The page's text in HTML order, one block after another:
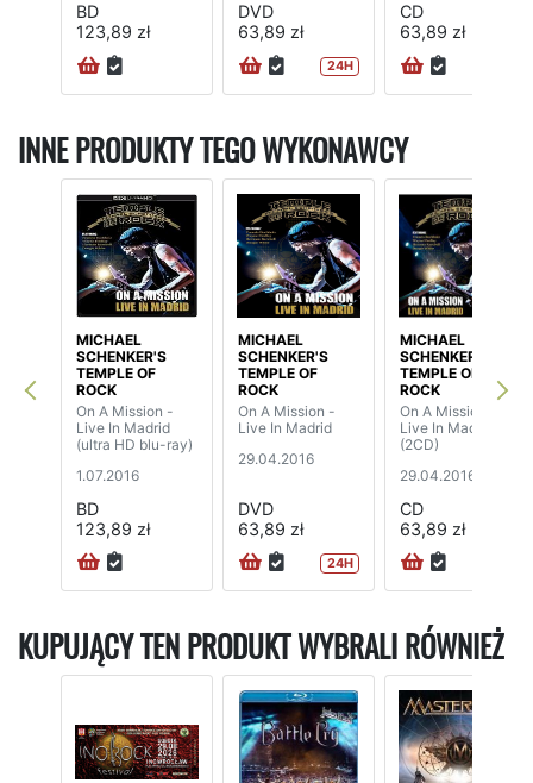
BD
123,89 zł
DVD
63,89 zł
24H
CD
63,89 zł
INNE PRODUKTY TEGO WYKONAWCY
MICHAEL
SCHENKER'S
TEMPLE OF
ROCK
On A Mission -
Live In Madrid
(ultra HD blu-ray)
1.07.2016
BD
123,89 zł
MICHAEL
SCHENKER'S
TEMPLE OF
ROCK
On A Mission -
Live In Madrid
29.04.2016
DVD
63,89 zł
24H
MICHAEL
SCHENKER'S
TEMPLE OF
ROCK
On A Mission -
Live In Madrid
(2CD)
29.04.2016
CD
63,89 zł
KUPUJĄCY TEN PRODUKT WYBRALI RÓWNIEŻ